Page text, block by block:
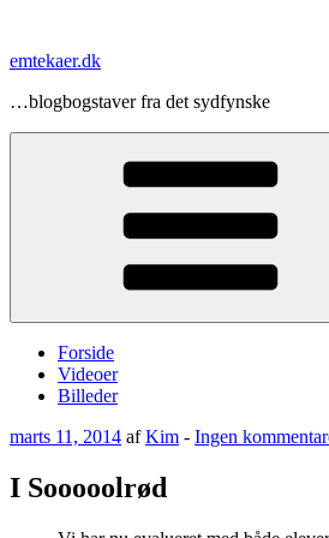
indhold
emtekaer.dk
…blogbogstaver fra det sydfynske
Forside
Videoer
Billeder
Udgivet
marts 11, 2014 afKim - Ingen
I Sooooolrød